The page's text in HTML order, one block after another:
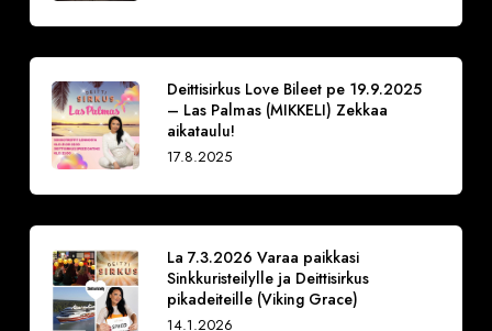
Deittisirkus Love Bileet pe 19.9.2025
– Las Palmas (MIKKELI) Zekkaa
aikataulu!
17.8.2025
La 7.3.2026 Varaa paikkasi
Sinkkuristeilylle ja Deittisirkus
pikadeiteille (Viking Grace)
14.1.2026